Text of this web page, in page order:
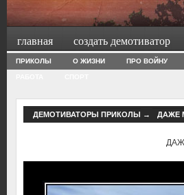
главная создать демотиватор
ПРИКОЛЫ О ЖИЗНИ ПРО ВОЙНУ
ДЕМОТИВАТОРЫ ПРИКОЛЫ → ДАЖЕ